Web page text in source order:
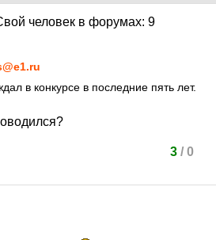
в конкурсе в последние пять лет.
3/ 0